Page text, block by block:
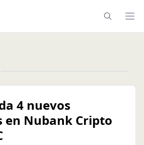
4 nuevos
en Nubank Cripto